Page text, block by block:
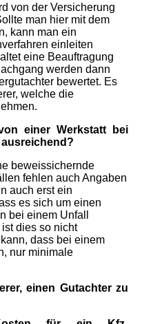
von der Versicherung
man hier mit dem
kann man ein
einleiten
eine Beauftragung
werden dann
bewertet. Es
welche die
einer Werkstatt bei
beweissichernde
fehlen auch Angaben
auch erst ein
es sich um einen
bei einem Unfall
dies so nicht
dass bei einem
nur minimale
Gutachter zu